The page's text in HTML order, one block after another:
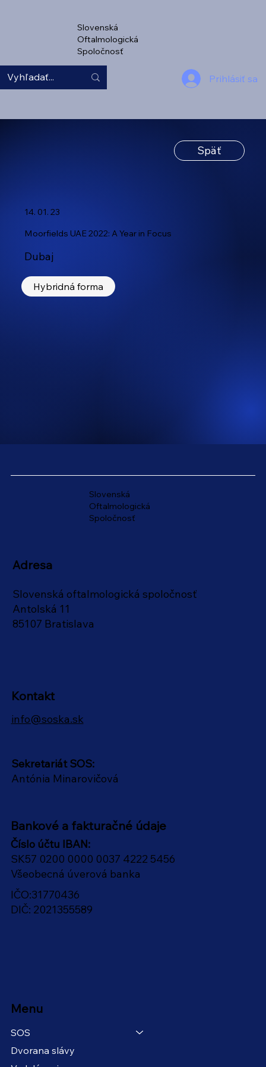
Slovenská
Oftalmologická
Spoločnosť
Prihlásiť sa
Späť
14. 01. 23
Moorfields UAE 2022: A Year in Focus
Dubaj
Hybridná forma
Slovenská
Oftalmologická
Spoločnosť
Adresa
Slovenská oftalmologická spoločnosť
Antolská 11
85107 Bratislava
Bankové a fakturačné údaje
Číslo účtu IBAN:
SK57 0200 0000 0037 4222 5456
Všeobecná úverová banka
IČO:31770436
DIČ: 2021355589
Kontakt
info@soska.sk
Sekretariát SOS:
Antónia Minarovičová
Menu
SOS
Dvorana slávy